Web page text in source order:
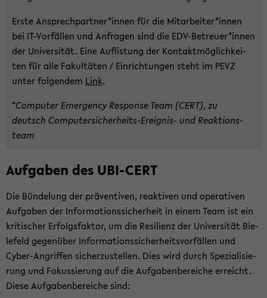
Erste An­sprech­part­ner*innen für die Mit­ar­bei­ter*innen
bei IT-​Vorfällen und An­fra­gen sind die EDV-​Betreuer*innen
der Uni­ver­si­tät. Eine Auf­lis­tung der Kon­takt­mög­lich­kei­
ten für alle Fa­kul­tä­ten / Ein­rich­tun­gen steht im PEVZ
unter fol­gen­dem Link.
*Com­pu­ter Emer­gen­cy Re­spon­se Team (CERT), zu
deutsch Computersicherheits-​Ereignis- und Re­ak­ti­ons­
team
Auf­ga­ben des UBI-​CERT
Die Bün­de­lung der prä­ven­ti­ven, re­ak­ti­ven und ope­ra­ti­ven
Auf­ga­ben der In­for­ma­ti­ons­si­cher­heit in einem Team ist ein
kri­ti­scher Er­folgs­fak­tor, um die Re­si­li­enz der Uni­ver­si­tät Bie­
le­feld ge­gen­über In­for­ma­ti­ons­si­cher­heits­vor­fäl­len und
Cyber-​Angriffen si­cher­zu­stel­len. Dies wird durch Spe­zia­li­sie­
rung und Fo­kus­sie­rung auf die Auf­ga­ben­be­rei­che er­reicht.
Diese Auf­ga­ben­be­rei­che sind: